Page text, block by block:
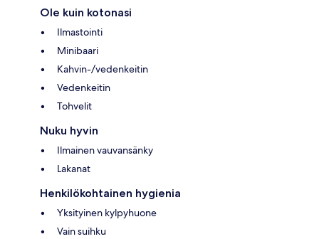
Ole kuin kotonasi
Ilmastointi
Minibaari
Kahvin-/vedenkeitin
Vedenkeitin
Tohvelit
Nuku hyvin
Ilmainen vauvansänky
Lakanat
Henkilökohtainen hygienia
Yksityinen kylpyhuone
Vain suihku